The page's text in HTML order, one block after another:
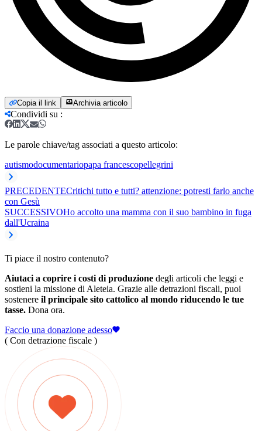
Copia il link Archivia articolo
Condividi su :
Le parole chiave/tag associati a questo articolo:
autismodocumentariopapa francescopellegrini
PRECEDENTECritichi tutto e tutti? attenzione: potresti farlo anche
con Gesù
SUCCESSIVOHo accolto una mamma con il suo bambino in fuga
dall'Ucraina
Ti piace il nostro contenuto?
Aiutaci a coprire i costi di produzione degli articoli che leggi e
sostieni la missione di Aleteia. Grazie alle detrazioni fiscali, puoi
sostenere il principale sito cattolico al mondo riducendo le tue
tasse. Dona ora.
Faccio una donazione adesso
( Con detrazione fiscale )